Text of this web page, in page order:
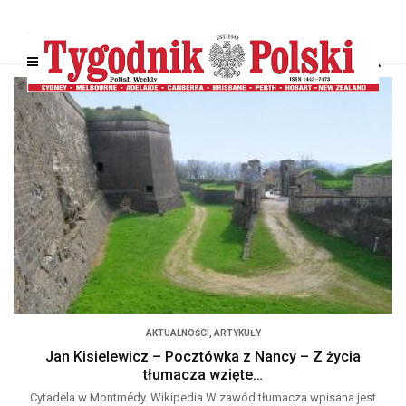
AKTUALNOŚCI , ARTYKUŁY
Jan Kisielewicz – Pocztówka z Nancy – Z życia
tłumacza wzięte…
Cytadela w Montmédy. Wikipedia W zawód tłumacza wpisana jest